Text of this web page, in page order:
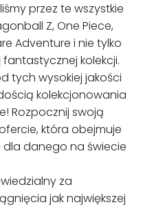
przez te wszystkie
Z, One Piece,
Adventure i nie tylko
kolekcji.
tych wysokiej jakości
kolekcjonowania
Rozpocznij swoją
która obejmuje
danego na świecie
za
jak największej